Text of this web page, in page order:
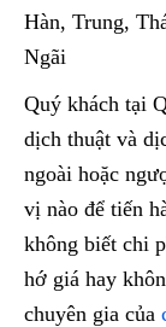
Hàn, Trung,
Ngãi
Quý khách tại
dịch thuật và
ngoài hoặc
vị nào để tiến
không biết chi
hớ giá hay
chuyên gia của